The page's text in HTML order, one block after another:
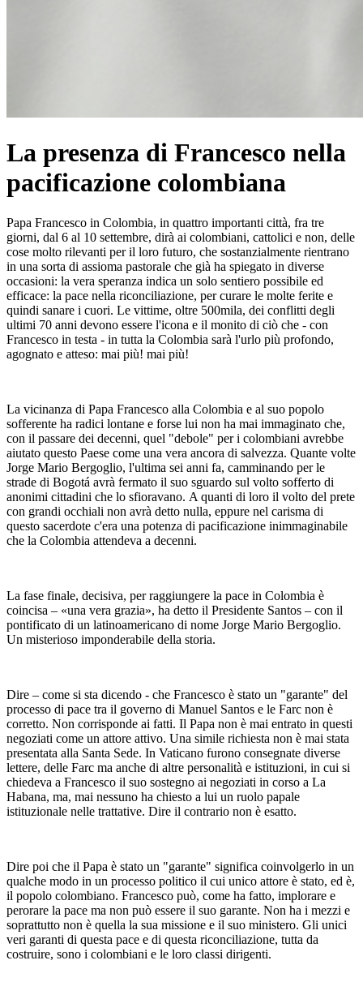
La presenza di Francesco nella
pacificazione colombiana
Papa Francesco in Colombia, in quattro importanti città, fra tre
giorni, dal 6 al 10 settembre, dirà ai colombiani, cattolici e non, delle
cose molto rilevanti per il loro futuro, che sostanzialmente rientrano
in una sorta di assioma pastorale che già ha spiegato in diverse
occasioni: la vera speranza indica un solo sentiero possibile ed
efficace: la pace nella riconciliazione, per curare le molte ferite e
quindi sanare i cuori. Le vittime, oltre 500mila, dei conflitti degli
ultimi 70 anni devono essere l'icona e il monito di ciò che - con
Francesco in testa - in tutta la Colombia sarà l'urlo più profondo,
agognato e atteso: mai più! mai più!
La vicinanza di Papa Francesco alla Colombia e al suo popolo
sofferente ha radici lontane e forse lui non ha mai immaginato che,
con il passare dei decenni, quel "debole" per i colombiani avrebbe
aiutato questo Paese come una vera ancora di salvezza. Quante volte
Jorge Mario Bergoglio, l'ultima sei anni fa, camminando per le
strade di Bogotá avrà fermato il suo sguardo sul volto sofferto di
anonimi cittadini che lo sfioravano. A quanti di loro il volto del prete
con grandi occhiali non avrà detto nulla, eppure nel carisma di
questo sacerdote c'era una potenza di pacificazione inimmaginabile
che la Colombia attendeva a decenni.
La fase finale, decisiva, per raggiungere la pace in Colombia è
coincisa – «una vera grazia», ha detto il Presidente Santos – con il
pontificato di un latinoamericano di nome Jorge Mario Bergoglio.
Un misterioso imponderabile della storia.
Dire – come si sta dicendo - che Francesco è stato un "garante" del
processo di pace tra il governo di Manuel Santos e le Farc non è
corretto. Non corrisponde ai fatti. Il Papa non è mai entrato in questi
negoziati come un attore attivo. Una simile richiesta non è mai stata
presentata alla Santa Sede. In Vaticano furono consegnate diverse
lettere, delle Farc ma anche di altre personalità e istituzioni, in cui si
chiedeva a Francesco il suo sostegno ai negoziati in corso a La
Habana, ma, mai nessuno ha chiesto a lui un ruolo papale
istituzionale nelle trattative. Dire il contrario non è esatto.
Dire poi che il Papa è stato un "garante" significa coinvolgerlo in un
qualche modo in un processo politico il cui unico attore è stato, ed è,
il popolo colombiano. Francesco può, come ha fatto, implorare e
perorare la pace ma non può essere il suo garante. Non ha i mezzi e
soprattutto non è quella la sua missione e il suo ministero. Gli unici
veri garanti di questa pace e di questa riconciliazione, tutta da
costruire, sono i colombiani e le loro classi dirigenti.